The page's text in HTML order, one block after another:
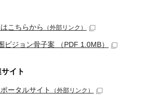
こちらから （外部リンク）
ビジョン骨子案 （PDF 1.0MB）
イト
ータルサイト （外部リンク）